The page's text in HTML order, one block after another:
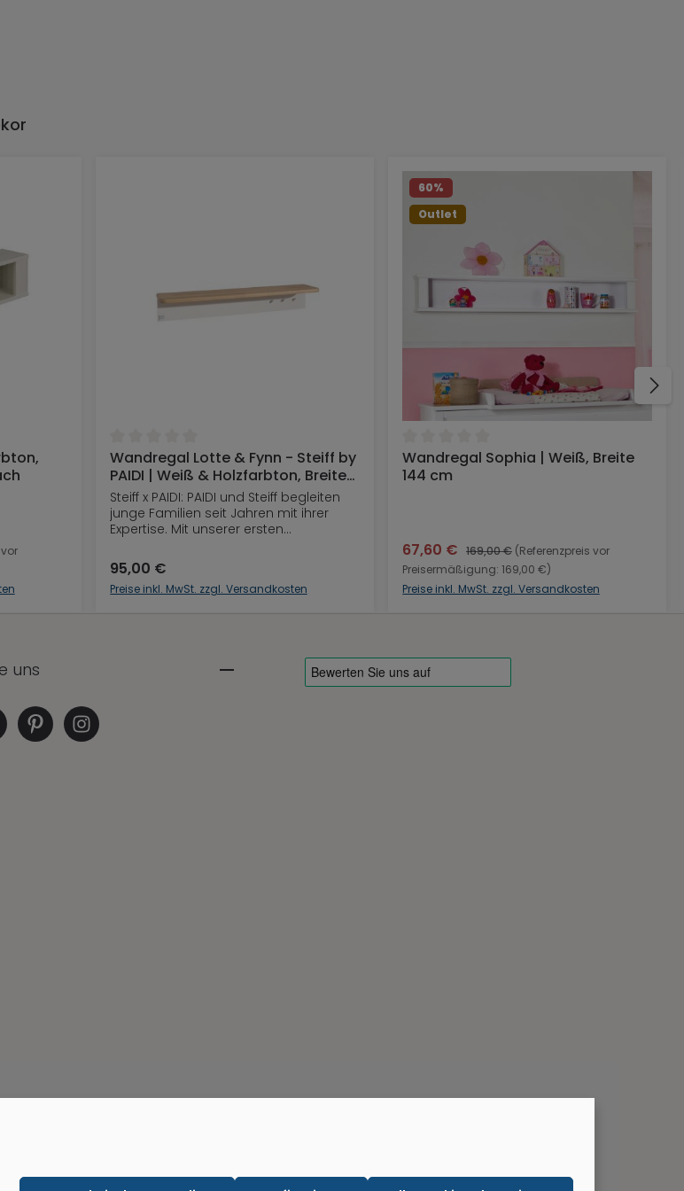
von 0 von 5 Sternen In den Warenkorb
Durchschnittliche Bewertung von 0 von 5 Sternen
Wandregal Lotte & Fynn - Steiff by
PAIDI | Weiß & Holzfarbton, Breite
96 cm
Steiff x PAIDI: PAIDI und Steiff begleiten
junge Familien seit Jahren mit ihrer
Expertise. Mit unserer ersten
holst du dir Babymöbel in dein
Zuhause, die mit weichen Formen und
hochwertiger massiver Eiche
Geborgenheit geben und dein Baby
95,00 €
Preise inkl. MwSt. zzgl. Versandkosten
60%
Outlet
In den Warenkorb
Durchschnittliche Bewertung von 0 von 5
Wandregal Sophia | Weiß, Breite
144 cm
67,60 € 169,00 € (Referenzpreis vor
Preisermäßigung: 169,00 €)
Preise inkl. MwSt. zzgl. Versandkosten
uns